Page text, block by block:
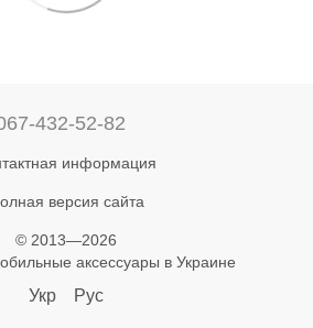
432-52-82
информация
версия сайта
© 2013—2026
аксессуары в Украине
Укр Рус